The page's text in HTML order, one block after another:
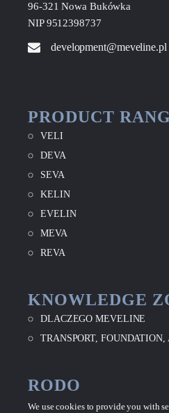
96-321 Nowa Bukówka
NIP 9512398737
development@meveline.pl
PRODUCT
VELI
DEVA
SEVA
KELIN
EVELIN
MEVA
REVA
KNOWLEDGE
DLACZEGO MEVELINE
TRANSPORT, FOUNDATION,
RODO
We use cookies to provide you with